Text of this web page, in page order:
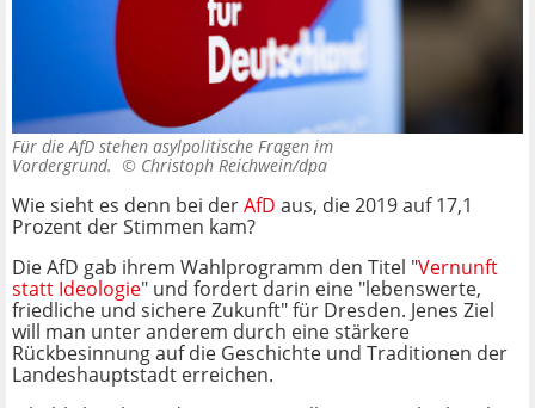
Für die AfD stehen asylpolitische Fragen im
Vordergrund. © Christoph Reichwein/dpa
Wie sieht es denn bei derAfD aus, die 2019 auf 17,1
Prozent der Stimmen kam?
Die AfD gab ihrem Wahlprogramm den Titel "Vernunft
statt Ideologie" und fordert darin eine "lebenswerte,
friedliche und sichere Zukunft" für Dresden. Jenes Ziel
will man unter anderem durch eine stärkere
Rückbesinnung auf die Geschichte und Traditionen der
Landeshauptstadt erreichen.